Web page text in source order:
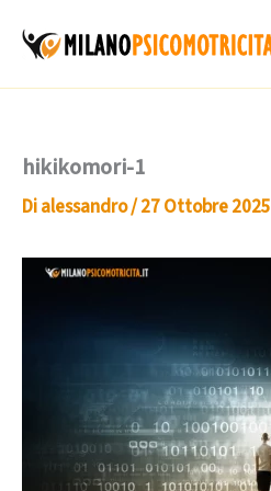
hikikomori-1
Dialessandro/27 Ottobre 2025